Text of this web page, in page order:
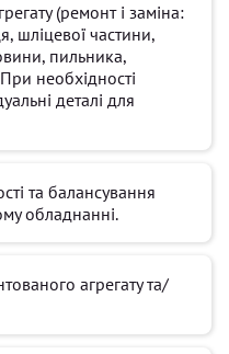
(ремонт і заміна:
шліцевої частини,
пильника,
необхідності
деталі для
та балансування
обладнанні.
агрегату та/